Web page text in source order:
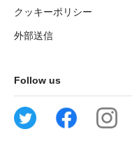
クッキーポリシー
外部送信
Follow us